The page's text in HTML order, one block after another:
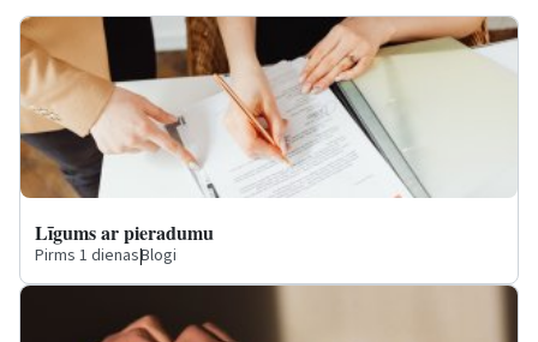
Līgums ar pieradumu
Pirms 1 dienas|Blogi